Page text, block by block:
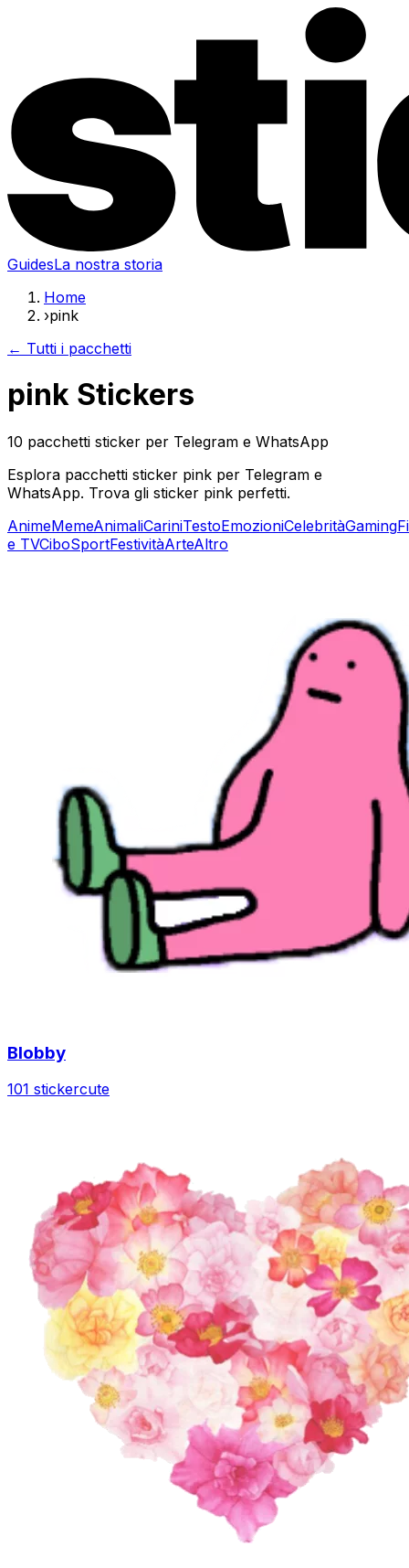
GuidesLa nostra storia
Home
›pink
← Tutti i pacchetti
pink Stickers
10 pacchetti sticker per Telegram e WhatsApp
Esplora pacchetti sticker pink per Telegram e
WhatsApp. Trova gli sticker pink perfetti.
AnimeMemeAnimaliCariniTestoEmozioniCelebritàGaming
e TVCiboSportFestivitàArteAltro
Blobby
101 stickercute